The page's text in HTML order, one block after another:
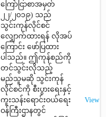
ကြော်ငြာစာအမှတ်
၂၂/၂၀၁၉) သည်
သွင်းကုန်လိုင်စင်
လျှောက်ထားရန် လိုအပ်
ကြောင်း ဖော်ပြထား
ပါသည်။ ဤကုန်စည်ကို
တင်သွင်းလိုသည့်
မည်သူမဆို သွင်းကုန်
လိုင်စင်ကို စီးပွားရေးနှင့်
ကူးသန်းရောင်းဝယ်ရေး
ဝန်ကြီးဌာနတွင်
View